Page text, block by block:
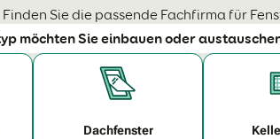
Finden Sie die passende Fachfirma für
möchten Sie einbauen oder
Dachfenster